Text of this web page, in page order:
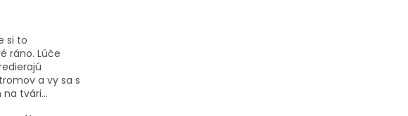
si to
ráno. Lúče
a vy sa s
tvári...